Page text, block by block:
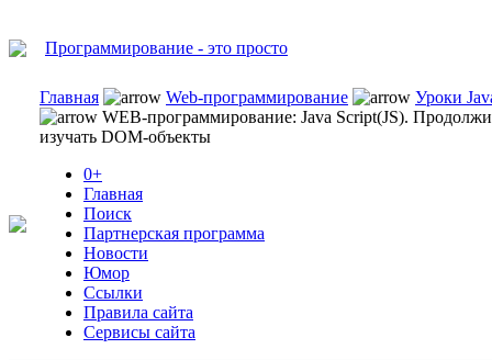
Программирование - это просто
Главная Web-программирование
Уроки
WEB-программирование: Java Script(JS).
изучать DOM-объекты
0+
Главная
Поиск
Партнерская программа
Новости
Юмор
Ссылки
Правила сайта
Сервисы сайта